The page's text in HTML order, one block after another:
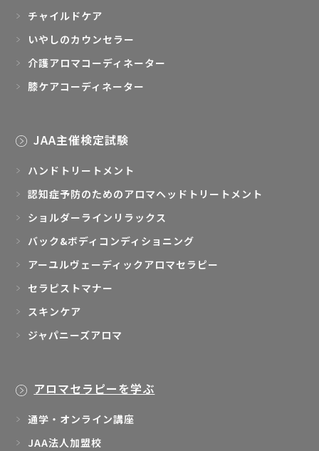
チャイルドケア
いやしのカウンセラー
介護アロマコーディネーター
膝ケアコーディネーター
JAA主催検定試験
ハンドトリートメント
認知症予防のためのアロマヘッドトリートメント
ショルダーラインリラックス
バック&ボディコンディショニング
アーユルヴェーディックアロマセラピー
セラピストマナー
スキンケア
ジャパニーズアロマ
アロマセラピーを学ぶ
通学・オンライン講座
JAA法人加盟校